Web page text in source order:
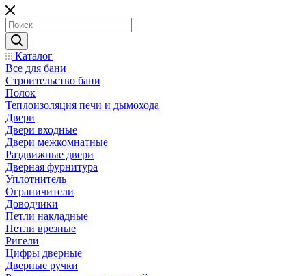
Каталог
Все для бани
Строительство бани
Полок
Теплоизоляция печи и дымохода
Двери
Двери входные
Двери межкомнатные
Раздвижные двери
Дверная фурнитура
Уплотнитель
Ограничители
Доводчики
Петли накладные
Петли врезные
Ригели
Цифры дверные
Дверные ручки